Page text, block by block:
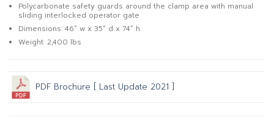
Polycarbonate safety guards around the clamp area with manual
sliding interlocked operator gate
Dimensions: 46” w x 35” d x 74” h
Weight: 2,400 lbs
PDF Brochure [ Last Update 2021 ]